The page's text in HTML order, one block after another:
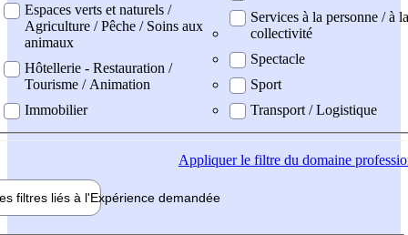
Espaces verts et naturels /
Agriculture / Pêche / Soins aux
animaux
Hôtellerie - Restauration /
Tourisme / Animation
Immobilier
Services à la personne / à la
collectivité
Spectacle
Sport
Transport / Logistique
Appliquerle filtre du domaine
filtres liés à l'Expérience demandée